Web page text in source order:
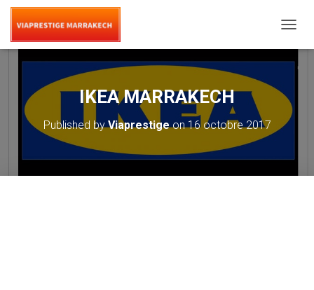
O
G
E
N
IKEA MARRAKECH
Published byViaprestigeon16 octobre 2017